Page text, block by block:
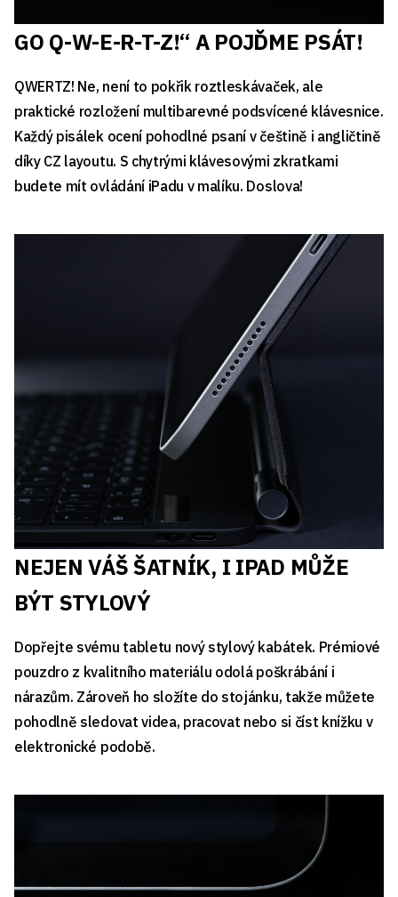
GO Q-W-E-R-T-Z!“ A POJĎME PSÁT!
QWERTZ! Ne, není to pokřik roztleskávaček, ale
praktické rozložení multibarevné podsvícené klávesnice.
Každý pisálek ocení pohodlné psaní v češtině i angličtině
díky CZ layoutu. S chytrými klávesovými zkratkami
budete mít ovládání iPadu v malíku. Doslova!
NEJEN VÁŠ ŠATNÍK, I IPAD MŮŽE
BÝT STYLOVÝ
Dopřejte svému tabletu nový stylový kabátek. Prémiové
pouzdro z kvalitního materiálu odolá poškrábání i
nárazům. Zároveň ho složíte do stojánku, takže můžete
pohodlně sledovat videa, pracovat nebo si číst knížku v
elektronické podobě.